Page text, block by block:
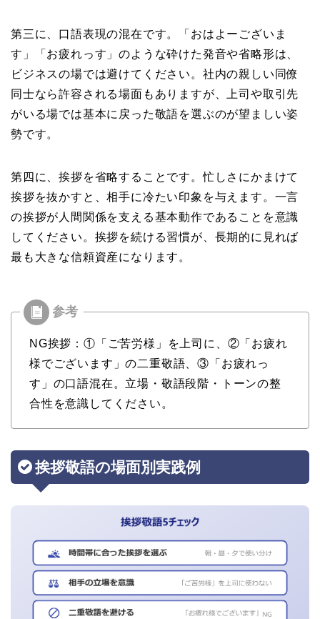
第三に、口語表現の混在です。「おはよーございま
す」「お疲れっす」のような砕けた発音や省略形は、
ビジネスの場では避けてください。社内の親しい同僚
同士なら許容される場面もありますが、上司や取引先
がいる場では基本に戻った敬語を選ぶのが望ましい姿
勢です。
第四に、挨拶を省略することです。忙しさにかまけて
挨拶を抜かすと、相手に冷たい印象を与えます。一言
の挨拶が人間関係を支える基本動作であることを意識
してください。挨拶を続ける習慣が、長期的に見れば
最も大きな信頼資産になります。
NG挨拶：①「ご苦労様」を上司に、②「お疲れ
様でございます」の二重敬語、③「お疲れっ
す」の口語混在。立場・敬語段階・トーンの整
合性を意識してください。
挨拶敬語の場面別実践例